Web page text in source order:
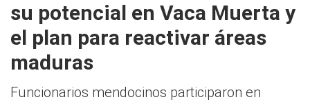
su potencial en Vaca Muerta y
el plan para reactivar áreas
maduras
Funcionarios mendocinos participaron en